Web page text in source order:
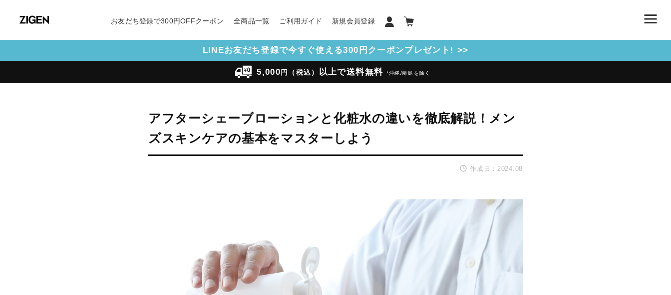
お友だち登録で300円OFFクーポン 全商品一覧 ご利用ガイド 新規会員登録
LINEお友だち登録で今すぐ使える300円クーポンプレゼント! >>
5,000円（税込） 以上で送料無料 *沖縄/離島を除く
アフターシェーブローションと化粧水の違いを徹底解説！メン
ズスキンケアの基本をマスターしよう
作成日：2024.08